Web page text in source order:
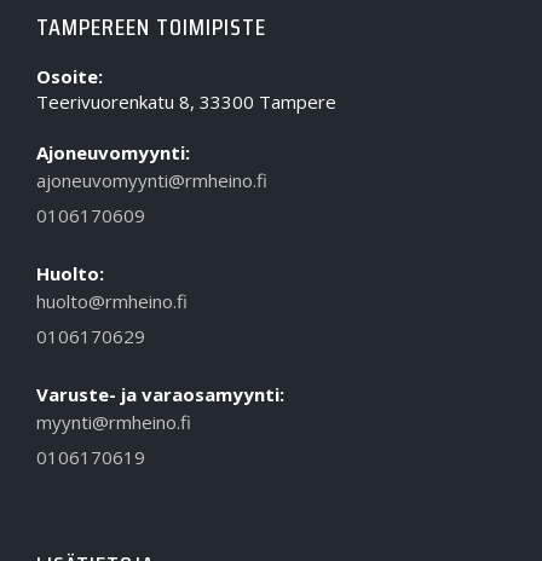
TAMPEREEN TOIMIPISTE
Osoite:
Teerivuorenkatu 8, 33300 Tampere
Ajoneuvomyynti:
ajoneuvomyynti@rmheino.fi
0106170609
Huolto:
huolto@rmheino.fi
0106170629
Varuste- ja varaosamyynti:
myynti@rmheino.fi
0106170619